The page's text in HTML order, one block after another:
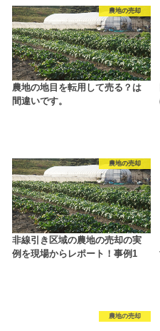
農地の売却
農地の地目を転用して売る？は
間違いです。
農地の売却
非線引き区域の農地の売却の実
例を現場からレポート！事例1
農地の売却